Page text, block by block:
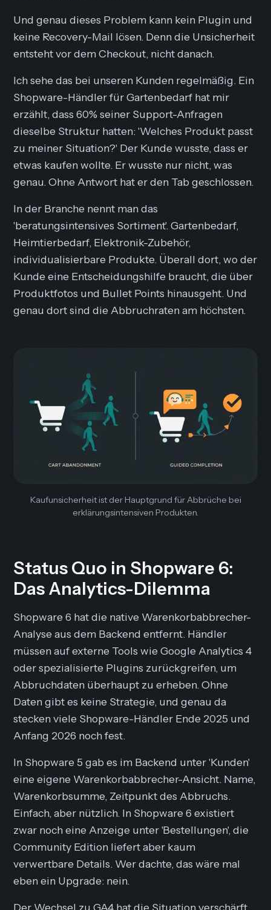
Und genau dieses Problem kann kein Plugin und
keine Recovery-Mail lösen. Denn die Unsicherheit
entsteht vor dem Checkout, nicht danach.
Ich sehe das bei unseren Kunden regelmäßig. Ein
Shopware-Händler für Gartenbedarf hat mir
erzählt, dass 60% seiner Support-Anfragen
dieselbe Struktur hatten: 'Welches Produkt passt
zu meiner Situation?' Der Kunde wusste, dass er
etwas kaufen wollte. Er wusste nur nicht, was
genau. Ohne Antwort hat er den Tab geschlossen.
In der Branche nennt man das
'beratungsintensives Sortiment'. Gartenbedarf,
Heimtierbedarf, Elektronik-Zubehör,
individualisierbare Produkte. Überall dort, wo der
Kunde eine Entscheidungshilfe braucht, die über
Produktfotos und Bullet Points hinausgeht. Und
genau dort sind die Abbruchraten am höchsten.
Kaufunsicherheit ist der Hauptgrund für Abbrüche bei
erklärungsintensiven Produkten.
Status Quo in Shopware 6:
Das Analytics-Dilemma
Shopware 6 hat die native Warenkorbabbrecher-
Analyse aus dem Backend entfernt. Händler
müssen auf externe Tools wie Google Analytics 4
oder spezialisierte Plugins zurückgreifen, um
Abbruchdaten überhaupt zu erheben. Ohne
Daten gibt es keine Strategie, und genau da
stecken viele Shopware-Händler Ende 2025 und
Anfang 2026 noch fest.
In Shopware 5 gab es im Backend unter 'Kunden'
eine eigene Warenkorbabbrecher-Ansicht. Name,
Warenkorbsumme, Zeitpunkt des Abbruchs.
Einfach, aber nützlich. In Shopware 6 existiert
zwar noch eine Anzeige unter 'Bestellungen', die
Community Edition liefert aber kaum
verwertbare Details. Wer dachte, das wäre mal
eben ein Upgrade: nein.
Der Wechsel zu GA4 hat die Situation verschärft.